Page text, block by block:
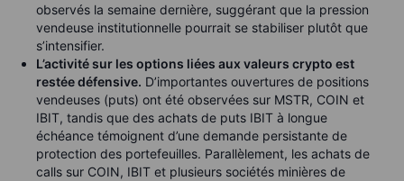
observés la semaine dernière, suggérant que la pression
vendeuse institutionnelle pourrait se stabiliser plutôt que
s’intensifier.
L’activité sur les options liées aux valeurs crypto est
restée défensive. D’importantes ouvertures de positions
vendeuses (puts) ont été observées sur MSTR, COIN et
IBIT, tandis que des achats de puts IBIT à longue
échéance témoignent d’une demande persistante de
protection des portefeuilles. Parallèlement, les achats de
calls sur COIN, IBIT et plusieurs sociétés minières de